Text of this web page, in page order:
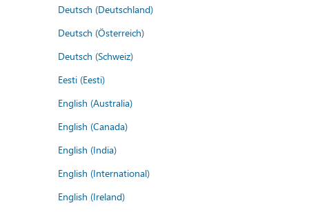
Deutsch (Deutschland)
Deutsch (Österreich)
Deutsch (Schweiz)
Eesti (Eesti)
English (Australia)
English (Canada)
English (India)
English (International)
English (Ireland)